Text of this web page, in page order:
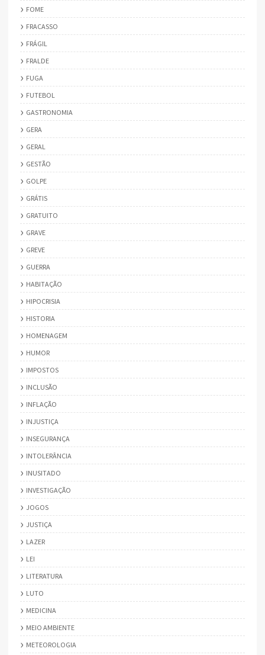
FOME
FRACASSO
FRÁGIL
FRALDE
FUGA
FUTEBOL
GASTRONOMIA
GERA
GERAL
GESTÃO
GOLPE
GRÁTIS
GRATUITO
GRAVE
GREVE
GUERRA
HABITAÇÃO
HIPOCRISIA
HISTORIA
HOMENAGEM
HUMOR
IMPOSTOS
INCLUSÃO
INFLAÇÃO
INJUSTIÇA
INSEGURANÇA
INTOLERÂNCIA
INUSITADO
INVESTIGAÇÃO
JOGOS
JUSTIÇA
LAZER
LEI
LITERATURA
LUTO
MEDICINA
MEIO AMBIENTE
METEOROLOGIA